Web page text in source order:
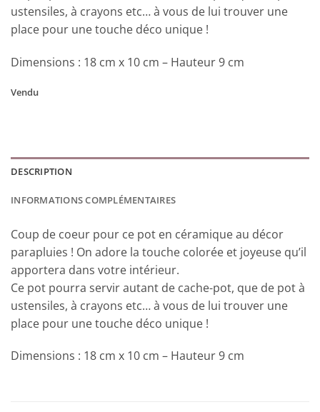
ustensiles, à crayons etc… à vous de lui trouver une
place pour une touche déco unique !
Dimensions : 18 cm x 10 cm – Hauteur 9 cm
Vendu
DESCRIPTION
INFORMATIONS COMPLÉMENTAIRES
Coup de coeur pour ce pot en céramique au décor
parapluies ! On adore la touche colorée et joyeuse qu’il
apportera dans votre intérieur.
Ce pot pourra servir autant de cache-pot, que de pot à
ustensiles, à crayons etc… à vous de lui trouver une
place pour une touche déco unique !
Dimensions : 18 cm x 10 cm – Hauteur 9 cm